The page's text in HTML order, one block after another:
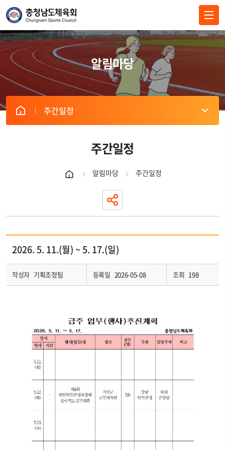
전체메뉴 닫기
알림마당
주간일정
주간일정
알림마당 주간일정
2026. 5. 11.(월) ~ 5. 17.(일)
작성자 기획조정팀 등록일 2026-05-08 조회 198